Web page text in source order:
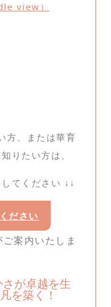
view）
方、または華育
りたい方は、
てください ↓↓
ださい
案内いたしま
が卓越を生
を築く！